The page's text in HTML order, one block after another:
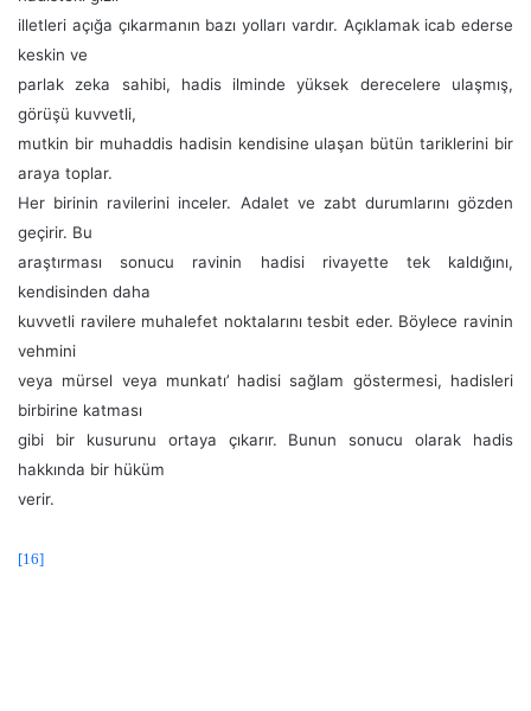
illetleri açığa çıkarmanın bazı yolları vardır. Açıklamak icab ederse
keskin ve
parlak zeka sahibi, hadis ilminde yüksek derecelere ulaşmış,
görüşü kuvvetli,
mutkin bir muhaddis hadisin kendisine ulaşan bütün tariklerini bir
araya toplar.
Her birinin ravilerini inceler. Adalet ve zabt durumlarını gözden
geçirir. Bu
araştırması sonucu ravinin hadisi rivayette tek kaldığını,
kendisinden daha
kuvvetli ravilere muhalefet noktalarını tesbit eder. Böylece ravinin
vehmini
veya mürsel veya munkatı’ hadisi sağlam göstermesi, hadisleri
birbirine katması
gibi bir kusurunu ortaya çıkarır. Bunun sonucu olarak hadis
hakkında bir hüküm
verir.
[16]